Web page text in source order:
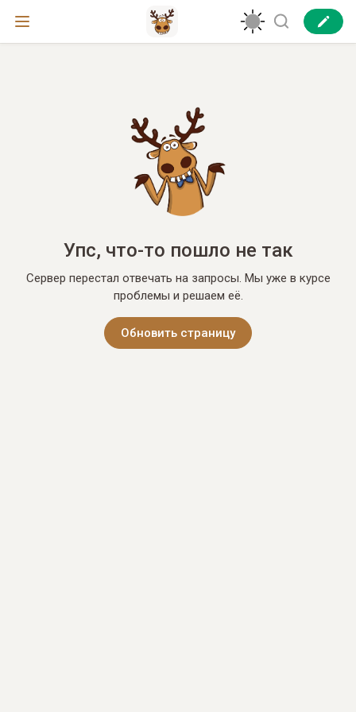
Упс, что-то пошло не так
Сервер перестал отвечать на запросы. Мы уже в курсе
проблемы и решаем её.
Обновить страницу